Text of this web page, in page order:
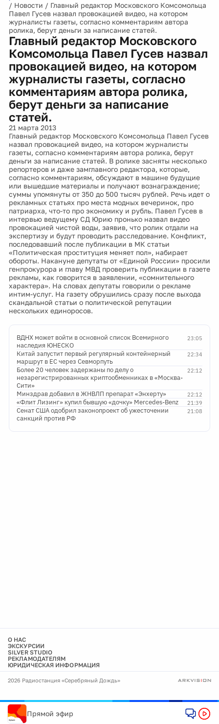
/ Новости / Главный редактор Московского Комсомольца
Павел Гусев назвал провокацией видео, на котором
журналисты газеты, согласно комментариям автора
ролика, берут деньги за написание статей.
Главный редактор Московского
Комсомольца Павел Гусев назвал
провокацией видео, на котором
журналисты газеты, согласно
комментариям автора ролика,
берут деньги за написание
статей.
21 марта 2013
Главный редактор Московского Комсомольца Павел Гусев
назвал провокацией видео, на котором журналисты
газеты, согласно комментариям автора ролика, берут
деньги за написание статей. В ролике засняты несколько
репортеров и даже замглавного редактора, которые,
согласно комментариям, обсуждают в машине будущие
или вышедшие материалы и получают вознаграждение;
суммы упомянуты от 350 до 500 тысяч рублей. Речь идет о
рекламных статьях про места модных вечеринок, про
патриарха, что-то про экономику и рубль. Павел Гусев в
интервью ведущему СД Юрию пронько назвал видео
провокацией чистой воды, заявив, что ролик отдали на
экспертизу и будут проводить расследование. Конфликт,
последовавший после публикации в МК статьи
«Политическая проституция меняет пол», набирает
обороты. Накануне депутаты от «Единой России» просили
генпрокурора и главу МВД проверить публикации в газете
рекламы, как говорится в заявлении, «сомнительного
характера». На словах депутаты говорили о рекламе
интим-услуг. На газету обрушились сразу после выхода
скандальной статьи о политической репутации
нескольких единоросов.
23:05
ВДНХ может войти в основной список Всемирного
наследия ЮНЕСКО
22:34
Китай запустит первый регулярный контейнерный
маршрут в ЕС через Севморпуть
22:12
Более 20 человек задержаны по делу о
незарегистрированных криптообменниках в «Москва-
Сити»
22:12
Минздрав добавил в ЖНВЛП препарат «Энхерту»
21:39
«Флит Лизинг» купил бывшую «дочку» Mercedes-Benz
21:08
Сенат США одобрил законопроект об ужесточении
санкций против РФ
О НАС
ЭКСКУРСИИ
SILVER STUDIO
РЕКЛАМОДАТЕЛЯМ
ЮРИДИЧЕСКАЯ ИНФОРМАЦИЯ
2026 Радиостанция «Серебряный Дождь»
Прямой эфир